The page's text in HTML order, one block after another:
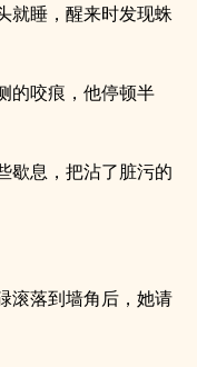
就睡，醒来时发现蛛
的咬痕，他停顿半
歇息，把沾了脏污的
滚落到墙角后，她请